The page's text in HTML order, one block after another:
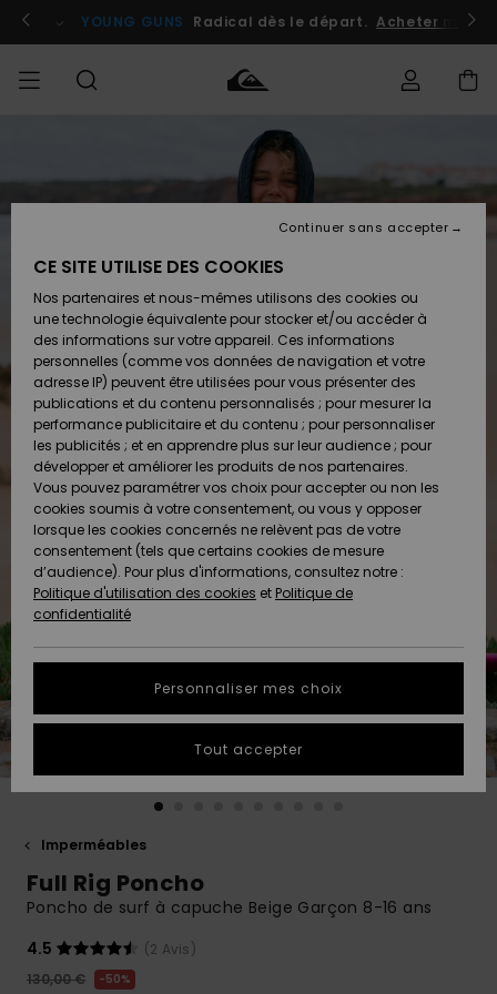
l'information
le
Se connecter / s'inscrire
YOUNG GUNS Radical dès le départ. Acheter
Vêtements
Chaussures
& Tongs
Surf
Snow
Nouveautés
A
Découvrir
Vêtements
Chaussures
& Tongs
Surf
Snow
Nouveautés
A
Découvrir
FEMME
A
Découvrir
Snow
SURF
Shop
Surf
Shop
Enfant
Highlights
Communauté
SNOW
Shop
Snow
Shop
Enfant
Snow
Shop
Femme
A
Découvrir
Communauté
OUTLET
Homme
Enfant
Outlet
Femme
AIDE &
CONTACT
commande
Retours
Paiement
Carte
Cadeau
Quiksilver
Freedom
Protection
des
tailles
conversation
plus rapide
à votre
question.
Démarrer
MAGASINS
QUIKSILVER
Imperméables
Full Rig Poncho
Poncho de surf à capuche Beige Garçon 8-16 ans
4.5
(2 Avis)
130,00 €
50%
CE SITE UTILISE DES COOKIES
Nos partenaires et nous-mêmes utilisons des cookies ou
une technologie équivalente pour stocker et/ou accéder à
des informations sur votre appareil. Ces informations
personnelles (comme vos données de navigation et votre
adresse IP) peuvent être utilisées pour vous présenter des
publications et du contenu personnalisés ; pour mesurer la
performance publicitaire et du contenu ; pour personnaliser
les publicités ; et en apprendre plus sur leur audience ; pour
développer et améliorer les produits de nos partenaires.
Vous pouvez paramétrer vos choix pour accepter ou non les
cookies soumis à votre consentement, ou vous y opposer
lorsque les cookies concernés ne relèvent pas de votre
consentement (tels que certains cookies de mesure
d’audience). Pour plus d'informations, consultez notre :
Politique d'utilisation des cookies et Politique de
confidentialité
Personnaliser mes choix
Continuer sans accepter
Tout accepter